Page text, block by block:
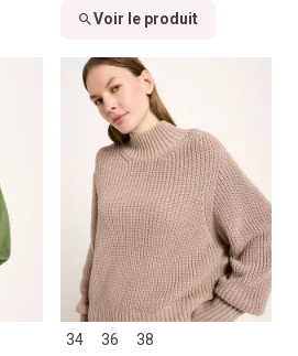
Voir le produit
34 36 38